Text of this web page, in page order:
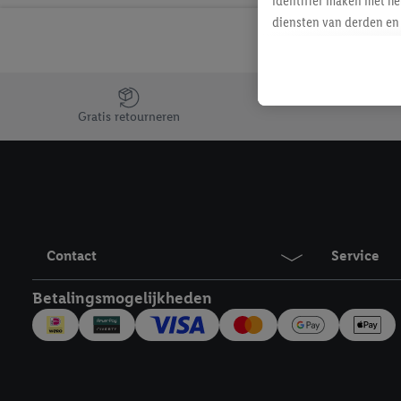
Jouw voordelen bij ons als Lidl webshop klant
Gratis retourneren
Contact Service
Betalingsmogelijkheden
diensten van derden
Als je hiervoor
eerder interesse hebt
maar het niet te
mailadres en met
Onder "Aanpassen"
Door te klikken op
technieken worden
inclusief over de
trekken, vind je in onze
over de cookies die